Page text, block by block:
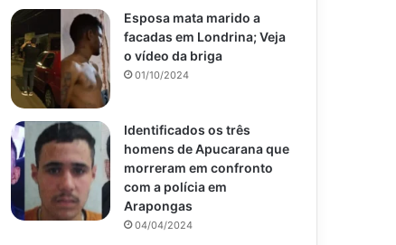
Esposa mata marido a
facadas em Londrina; Veja
o vídeo da briga
01/10/2024
Identificados os três
homens de Apucarana que
morreram em confronto
com a polícia em
Arapongas
04/04/2024